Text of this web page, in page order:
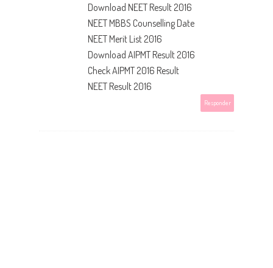
Download NEET Result 2016
NEET MBBS Counselling Date
NEET Merit List 2016
Download AIPMT Result 2016
Check AIPMT 2016 Result
NEET Result 2016
Responder